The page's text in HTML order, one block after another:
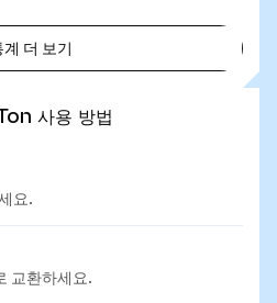
계 더 보기
사용 방법
요.
교환하세요.